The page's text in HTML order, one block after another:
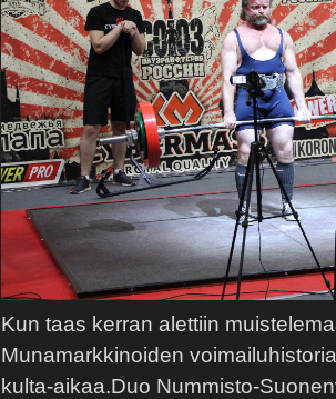
Kun taas kerran alettiin
Munamarkkinoiden
kulta-aikaa.Duo Nummisto-